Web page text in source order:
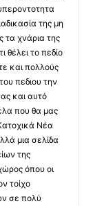
της μη
τα χνάρια της
θέλει το πεδίο
και πολλούς
πεδιου την
και αυτό
που θα μας
Νέα
μια σελίδα
της
όπου οι
τοίχο
σε πολύ